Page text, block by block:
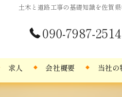
土木と道路工事の基礎知識を佐賀
090-7987-2514
求人 会社概要 当社の